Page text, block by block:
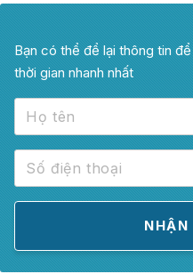
Bạn có thể để lại thông tin
thời gian nhanh nhất